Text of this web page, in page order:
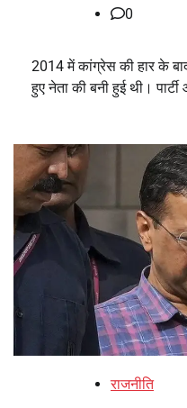
0
2014 में कांग्रेस की हार के
हुए नेता की बनी हुई थी।
राजनीति